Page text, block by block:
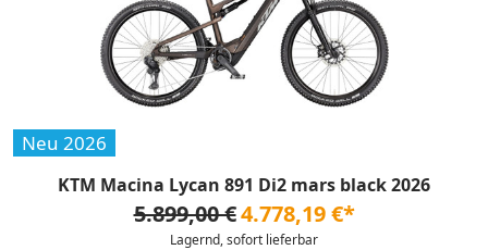
Neu 2026
KTM Macina Lycan 891 Di2 mars black 2026
5.899,00 €4.778,19 €*
Lagernd, sofort lieferbar